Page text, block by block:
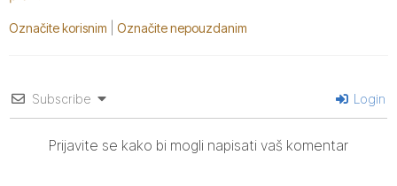
Označite korisnim Označite nepouzdanim
Subscribe Login
Prijavite se kako bi mogli napisati vaš komentar